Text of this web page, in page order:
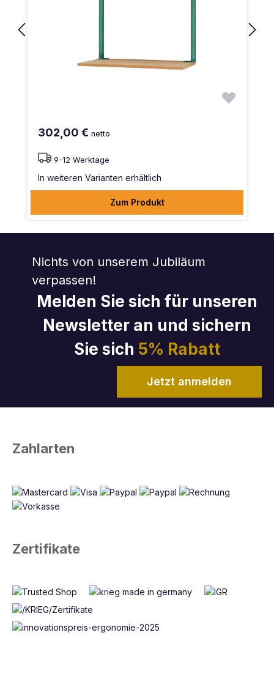
302,00 € netto
9-12 Werktage
In weiteren Varianten erhältlich
Zum Produkt
Nichts von unserem Jubiläum
verpassen!
Melden Sie sich für unseren
Newsletter an und sichern
Sie sich 5% Rabatt
Jetzt anmelden
Zahlarten
Zertifikate